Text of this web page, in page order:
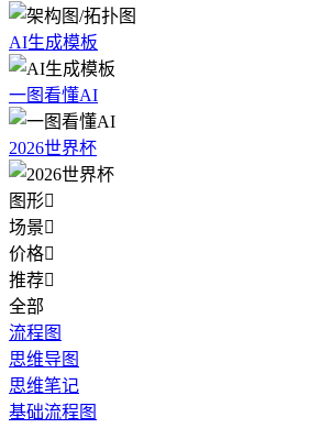
AI生成模板
一图看懂AI
2026世界杯
图形
场景
价格
推荐
全部
流程图
思维导图
思维笔记
基础流程图